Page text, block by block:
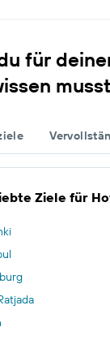
für
Ziele für